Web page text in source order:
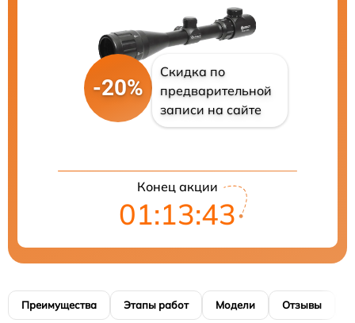
-20%
Скидка по
предварительной
записи на сайте
Конец акции
01:13:42
Преимущества Этапы работ Модели Отзывы